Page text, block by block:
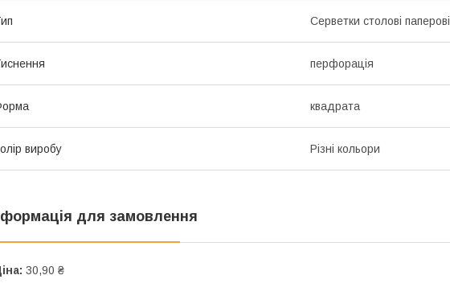
Серветки столові паперові
перфорація
квадрата
виробу Різні кольори
для замовлення
30,90 ₴